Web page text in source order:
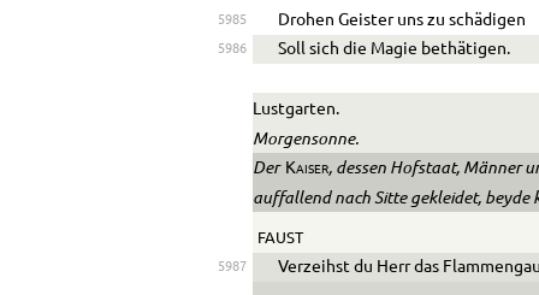
5985 Drohen Geister uns zu schädigen
5986 Soll sich die Magie bethätigen.
Lustgarten.
Morgensonne.
Der Kaiser, dessen Hofstaat, Männer
auffallend nach Sitte gekleidet, beyde
FAUST
5987 Verzeihst du Herr das